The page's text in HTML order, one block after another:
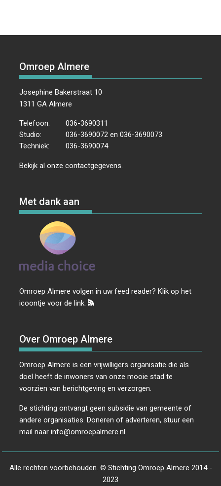
Omroep Almere
Josephine Bakerstraat 10
1311 GA Almere
Telefoon:
036-3690311
Studio:
036-3690072 en 036-3690073
Techniek:
036-3690074
Bekijk al onzecontactgegevens
Met dank aan
Omroep Almere volgen in uw feed reader? Klik op het
icoontje voor de link:
Over Omroep Almere
Omroep Almere is een vrijwilligers organisatie die als
doel heeft de inwoners van onze mooie stad te
voorzien van berichtgeving en verzorgen.
De stichting ontvangt geen subsidie van gemeente of
andere organisaties. Doneren of adverteren, stuur een
mail naarinfo@omroepalmere.nl.
Alle rechten voorbehouden. © Stichting Omroep Almere 2014 -
2023